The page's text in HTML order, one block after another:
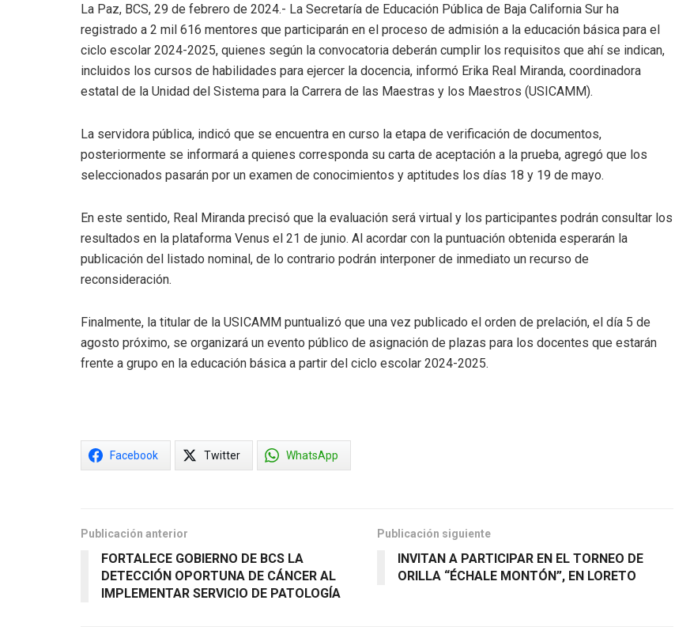
La Paz, BCS, 29 de febrero de 2024.- La Secretaría de Educación Pública de Baja California Sur ha
registrado a 2 mil 616 mentores que participarán en el proceso de admisión a la educación básica para el
ciclo escolar 2024-2025, quienes según la convocatoria deberán cumplir los requisitos que ahí se indican,
incluidos los cursos de habilidades para ejercer la docencia, informó Erika Real Miranda, coordinadora
estatal de la Unidad del Sistema para la Carrera de las Maestras y los Maestros (USICAMM).
La servidora pública, indicó que se encuentra en curso la etapa de verificación de documentos,
posteriormente se informará a quienes corresponda su carta de aceptación a la prueba, agregó que los
seleccionados pasarán por un examen de conocimientos y aptitudes los días 18 y 19 de mayo.
En este sentido, Real Miranda precisó que la evaluación será virtual y los participantes podrán consultar los
resultados en la plataforma Venus el 21 de junio. Al acordar con la puntuación obtenida esperarán la
publicación del listado nominal, de lo contrario podrán interponer de inmediato un recurso de
reconsideración.
Finalmente, la titular de la USICAMM puntualizó que una vez publicado el orden de prelación, el día 5 de
agosto próximo, se organizará un evento público de asignación de plazas para los docentes que estarán
frente a grupo en la educación básica a partir del ciclo escolar 2024-2025.
Facebook Twitter WhatsApp
Publicación anterior
FORTALECE GOBIERNO DE BCS LA
DETECCIÓN OPORTUNA DE CÁNCER AL
IMPLEMENTAR SERVICIO DE PATOLOGÍA
Publicación siguiente
INVITAN A PARTICIPAR EN EL TORNEO DE
ORILLA “ÉCHALE MONTÓN”, EN LORETO